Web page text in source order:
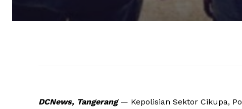
DCNews, Tangerang— Kepolisian Sektor Cikupa,